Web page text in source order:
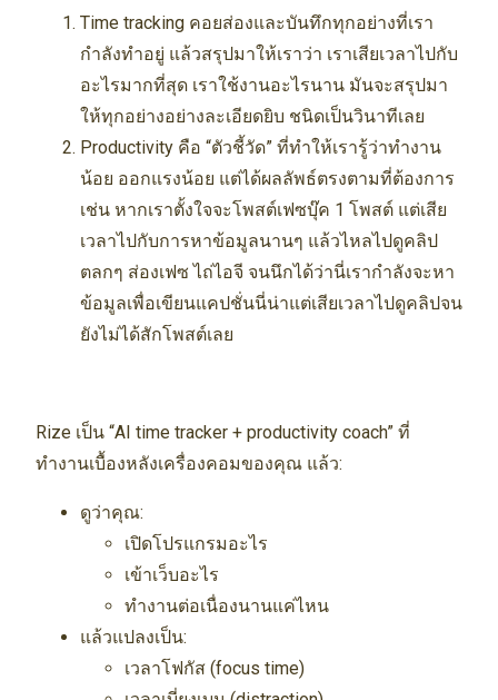
Time tracking คอยส่องและบันทึกทุกอย่างที่เรา
กำลังทำอยู่ แล้วสรุปมาให้เราว่า เราเสียเวลาไปกับ
อะไรมากที่สุด เราใช้งานอะไรนาน มันจะสรุปมา
ให้ทุกอย่างอย่างละเอียดยิบ ชนิดเป็นวินาทีเลย
Productivity คือ “ตัวชี้วัด” ที่ทำให้เรารู้ว่าทำงาน
น้อย ออกแรงน้อย แต่ได้ผลลัพธ์ตรงตามที่ต้องการ
เช่น หากเราตั้งใจจะโพสต์เฟซบุ๊ค 1 โพสต์ แต่เสีย
เวลาไปกับการหาข้อมูลนานๆ แล้วไหลไปดูคลิป
ตลกๆ ส่องเฟซ ไถ่ไอจี จนนึกได้ว่านี่เรากำลังจะหา
ข้อมูลเพื่อเขียนแคปชั่นนี่น่าแต่เสียเวลาไปดูคลิปจน
ยังไม่ได้สักโพสต์เลย
Rize เป็น “AI time tracker + productivity coach” ที่
ทำงานเบื้องหลังเครื่องคอมของคุณ แล้ว:
ดูว่าคุณ:
เปิดโปรแกรมอะไร
เข้าเว็บอะไร
ทำงานต่อเนื่องนานแค่ไหน
แล้วแปลงเป็น:
เวลาโฟกัส (focus time)